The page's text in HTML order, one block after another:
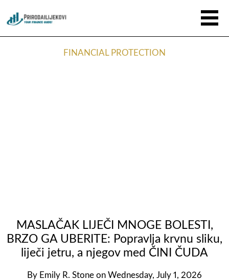
FINANCIAL PROTECTION
MASLAČAK LIJEČI MNOGE BOLESTI,
BRZO GA UBERITE: Popravlja krvnu sliku,
liječi jetru, a njegov med ČINI ČUDA
By Emily R. Stone on Wednesday, July 1, 2026